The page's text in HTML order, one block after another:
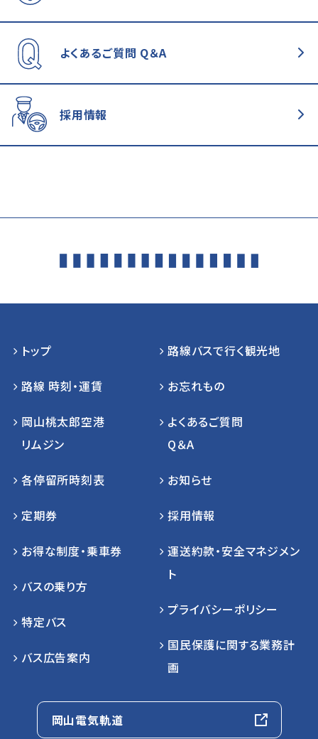
よくあるご質問 Q＆A
採用情報
トップ
路線 時刻・運賃
岡山桃太郎空港
リムジン
各停留所時刻表
定期券
お得な制度・乗車券
バスの乗り方
特定バス
バス広告案内
路線バスで行く観光地
お忘れもの
よくあるご質問
Q＆A
お知らせ
採用情報
運送約款・安全マネジメン
ト
プライバシーポリシー
国民保護に関する業務計
画
岡山電気軌道